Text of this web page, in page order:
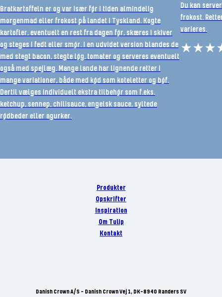
Bratkartoffeln er og var især før i tiden almindelig
morgenmad eller frokost på landet i Tyskland. Kogte
kartofler, eventuelt en rest fra dagen før, skæres i skiver
og steges i fedt eller smør. I en udvidet version blandes de
med stegt bacon, stegte løg, tomater og serveres eventuelt
også med spejlæg. Mange lande har lignende retter i
mange variationer, både med kød som koteletter og bøf.
Dertil vælges individuelt ekstra tilbehør som f.eks.
ketchup, sennep, chilisauce, engelsk sauce, syltede
rødbeder eller agurker.
Du kan
frokost.
varieres.
Produkter
Opskrifter
Inspiration
Om Tulip
Kontakt
Danish Crown A/S - Danish Crown Vej 1, DK-8940 Randers SV